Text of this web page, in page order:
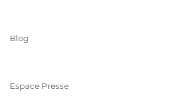
Blog
Espace Presse